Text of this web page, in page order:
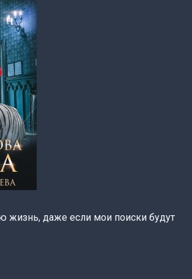
жизнь, даже если мои поиски будут